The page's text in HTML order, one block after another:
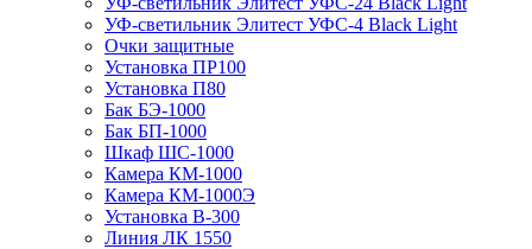
УФ-светильник Элитест УФС-4 Black Light
Очки защитные
Установка ПР100
Установка П80
Бак БЭ-1000
Бак БП-1000
Шкаф ШС-1000
Камера КМ-1000
Камера КМ-1000Э
Установка В-300
Линия ЛК 1550